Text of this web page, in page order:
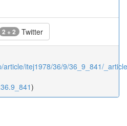
2 + 2 Twitter
article/itej1978/36/9/36_9_841/
)